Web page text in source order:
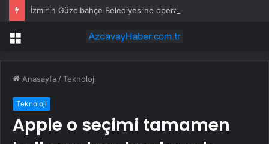
Menü
Anasayfa /Teknoloji
Teknoloji
Apple o seçimi tamamen